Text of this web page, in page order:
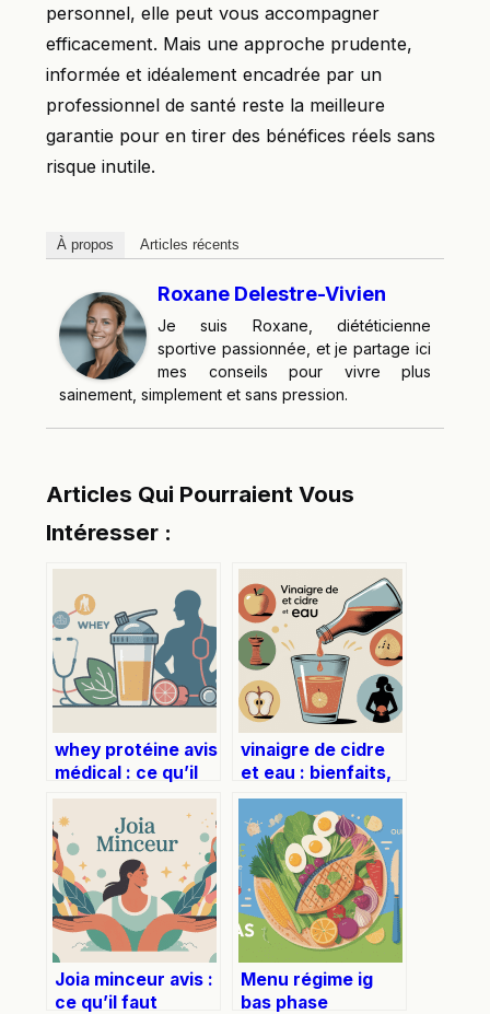
personnel, elle peut vous accompagner
efficacement. Mais une approche prudente,
informée et idéalement encadrée par un
professionnel de santé reste la meilleure
garantie pour en tirer des bénéfices réels sans
risque inutile.
À propos Articles récents
Roxane Delestre-Vivien
Je suis Roxane, diététicienne
sportive passionnée, et je partage ici
mes conseils pour vivre plus
sainement, simplement et sans pression.
Articles Qui Pourraient Vous
Intéresser :
whey protéine avis
médical : ce qu’il
faut vraiment
savoir
vinaigre de cidre
et eau : bienfaits,
usages et
précautions
Joia minceur avis :
ce qu’il faut
Menu régime ig
bas phase